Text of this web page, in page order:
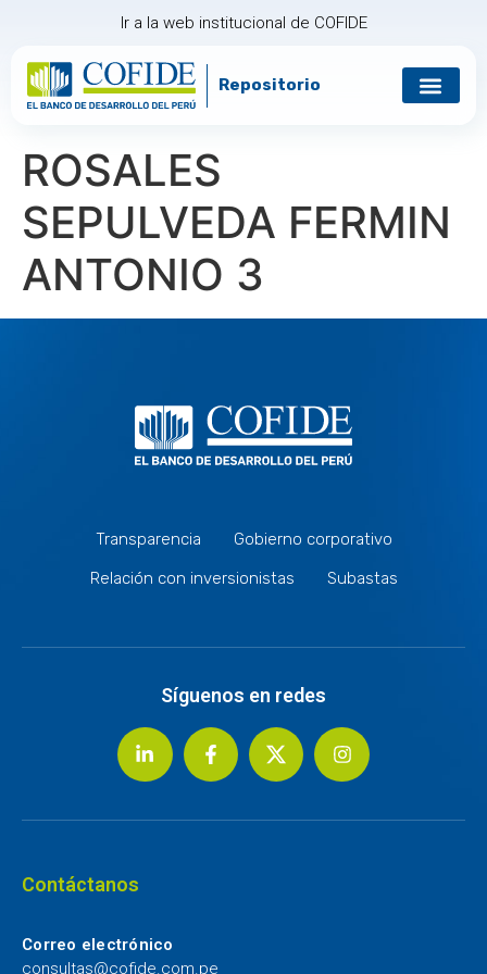
Ir a la web institucional de COFIDE
Repositorio
ROSALES
SEPULVEDA FERMIN
ANTONIO 3
Transparencia
Gobierno corporativo
Relación con inversionistas
Subastas
Síguenos en redes
Contáctanos
Correo electrónico
consultas@cofide.com.pe